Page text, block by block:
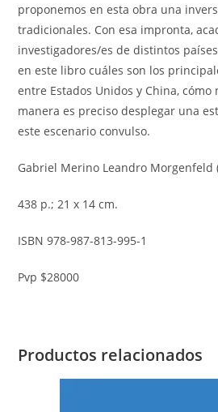
proponemos en esta obra una
tradicionales. Con esa impronta,
investigadores/es de distintos
en este libro cuáles son los
entre Estados Unidos y China, cómo
manera es preciso desplegar una
este escenario convulso.
Gabriel Merino Leandro Morgenfeld
438 р.; 21 x 14 cm.
ISBN 978-987-813-995-1
Pvp $28000
Productos relacionados